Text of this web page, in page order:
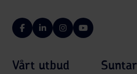
FacebookLinkedInInstagramYouTube
Vårt utbud